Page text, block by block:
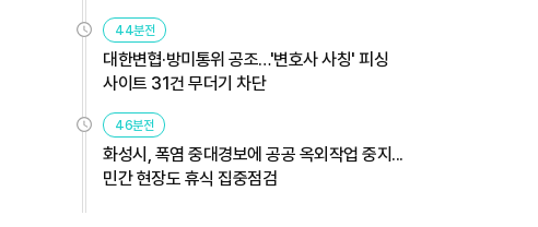
44분전
대한변협·방미통위 공조…'변호사 사칭' 피싱
사이트 31건 무더기 차단
46분전
화성시, 폭염 중대경보에 공공 옥외작업 중지...
민간 현장도 휴식 집중점검